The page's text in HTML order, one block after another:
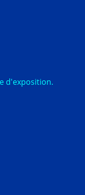
d'exposition.